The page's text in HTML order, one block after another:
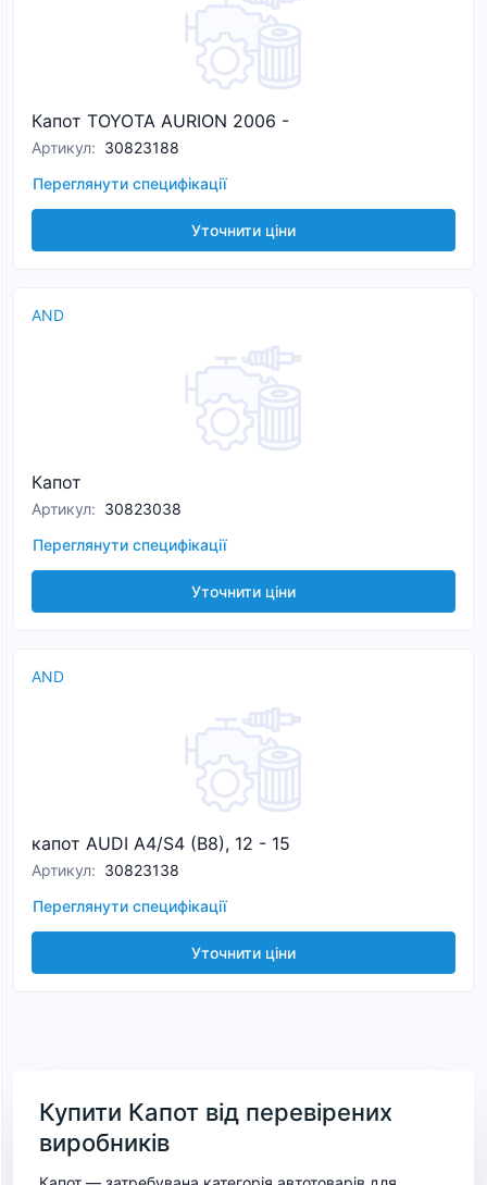
Капот TOYOTA AURION 2006 -
Артикул: 30823188
Переглянути специфікації
Уточнити ціни
AND
Капот
Артикул: 30823038
Переглянути специфікації
Уточнити ціни
AND
капот AUDI A4/S4 (B8), 12 - 15
Артикул: 30823138
Переглянути специфікації
Уточнити ціни
Купити Капот від перевірених
виробників